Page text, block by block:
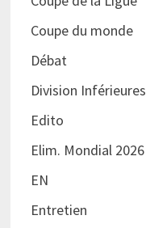
Coupe du monde
Débat
Division Inférieures
Edito
Elim. Mondial 2026
EN
Entretien